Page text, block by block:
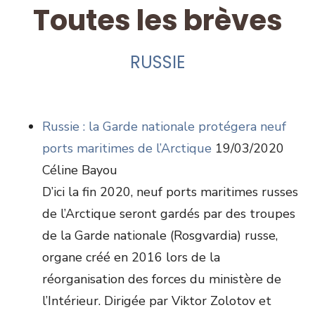
Toutes les brèves
RUSSIE
Russie : la Garde nationale protégera neuf
ports maritimes de l’Arctique 19/03/2020
Céline Bayou
D’ici la fin 2020, neuf ports maritimes russes
de l’Arctique seront gardés par des troupes
de la Garde nationale (Rosgvardia) russe,
organe créé en 2016 lors de la
réorganisation des forces du ministère de
l’Intérieur. Dirigée par Viktor Zolotov et